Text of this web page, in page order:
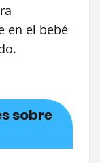
en el bebé
sobre